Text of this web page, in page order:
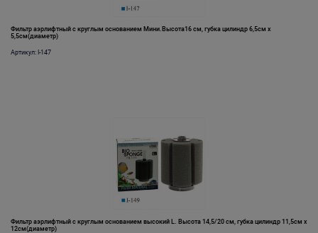
Фильтр аэрлифтный с круглым основанием Мини.Высота16 см, губка цилиндр 6,5см х
5,5см(диаметр)
Артикул: I-147
Фильтр аэрлифтный с круглым основанием высокий L. Высота 14,5/20 см, губка цилиндр 11,5см х
12см(диаметр)